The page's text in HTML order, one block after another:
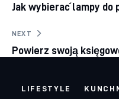
Jak wybierać lampy do
NEXT
Powierz swoją
LIFESTYLE